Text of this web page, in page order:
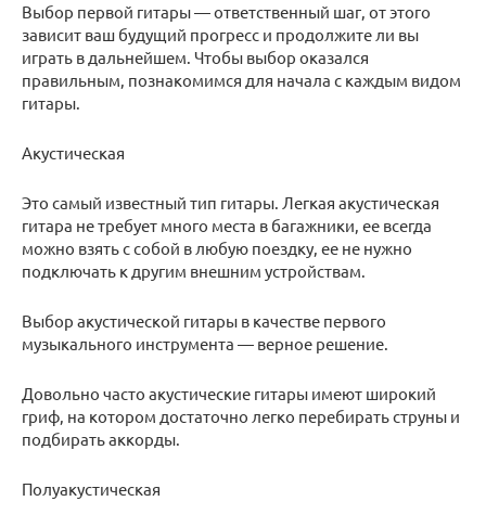
Выбор первой гитары — ответственный шаг, от этого
зависит ваш будущий прогресс и продолжите ли вы
играть в дальнейшем. Чтобы выбор оказался
правильным, познакомимся для начала с каждым видом
гитары.
Акустическая
Это самый известный тип гитары. Легкая акустическая
гитара не требует много места в багажники, ее всегда
можно взять с собой в любую поездку, ее не нужно
подключать к другим внешним устройствам.
Выбор акустической гитары в качестве первого
музыкального инструмента — верное решение.
Довольно часто акустические гитары имеют широкий
гриф, на котором достаточно легко перебирать струны и
подбирать аккорды.
Полуакустическая